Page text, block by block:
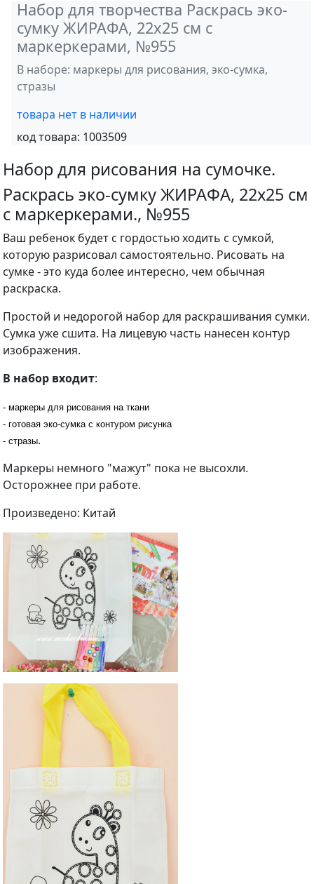
Набор для творчества Раскрась эко-
сумку ЖИРАФА, 22х25 см с
маркеркерами, №955
В наборе: маркеры для рисования, эко-сумка,
стразы
товара нет в наличии
код товара: 1003509
Набор для рисования на сумочке.
Раскрась эко-сумку ЖИРАФА, 22х25 см
с маркеркерами., №955
Ваш ребенок будет с гордостью ходить с сумкой,
которую разрисовал самостоятельно. Рисовать на
сумке - это куда более интересно, чем обычная
раскраска.
Простой и недорогой набор для раскрашивания сумки.
Сумка уже сшита. На лицевую часть нанесен контур
изображения.
В набор входит:
- маркеры для рисования на ткани
- готовая эко-сумка с контуром рисунка
- стразы.
Маркеры немного "мажут" пока не высохли.
Осторожнее при работе.
Произведено: Китай